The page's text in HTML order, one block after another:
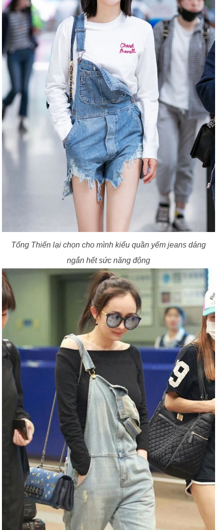
Tống Thiến lại chọn cho mình kiểu quần yếm jeans dáng
ngắn hết sức năng động